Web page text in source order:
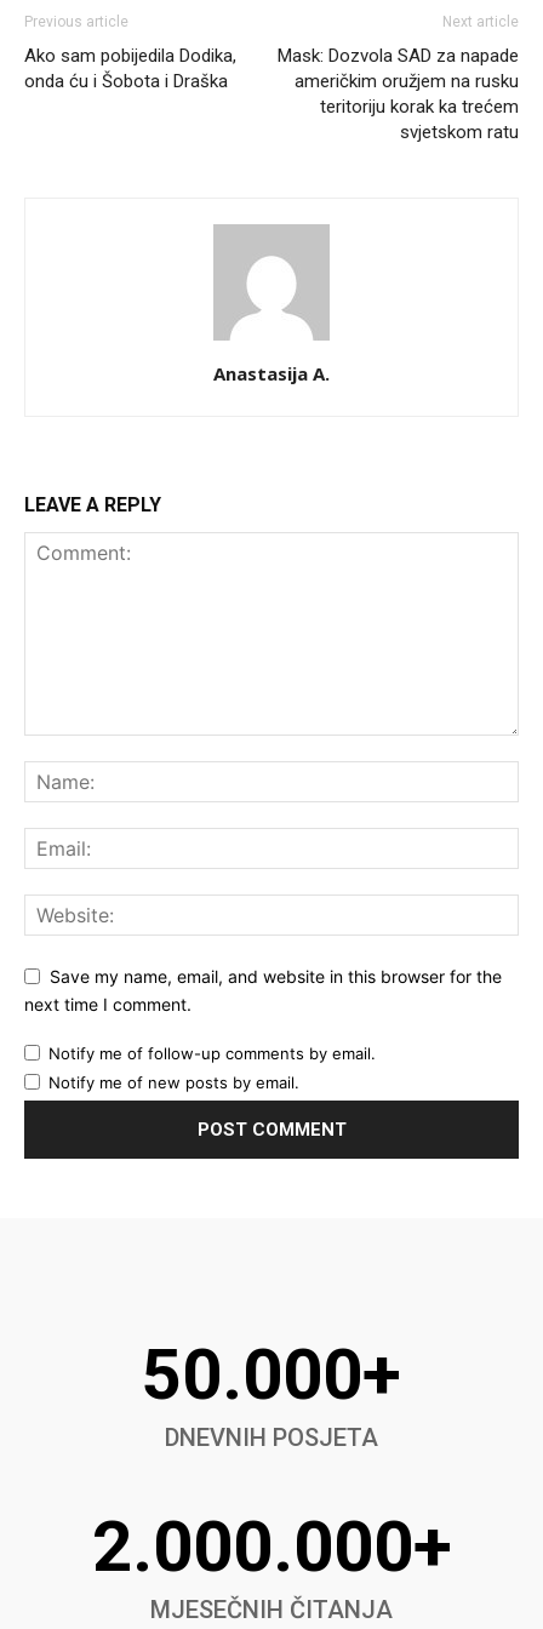
Previous article
Ako sam pobijedila Dodika,
onda ću i Šobota i Draška
Next article
Mask: Dozvola SAD za napade
američkim oružjem na rusku
teritoriju korak ka trećem
svjetskom ratu
Anastasija A.
LEAVE A REPLY
Save my name, email, and website in this browser for the
next time I comment.
Notify me of follow-up comments by email.
Notify me of new posts by email.
50.000+
DNEVNIH POSJETA
2.000.000+
MJESEČNIH ČITANJA